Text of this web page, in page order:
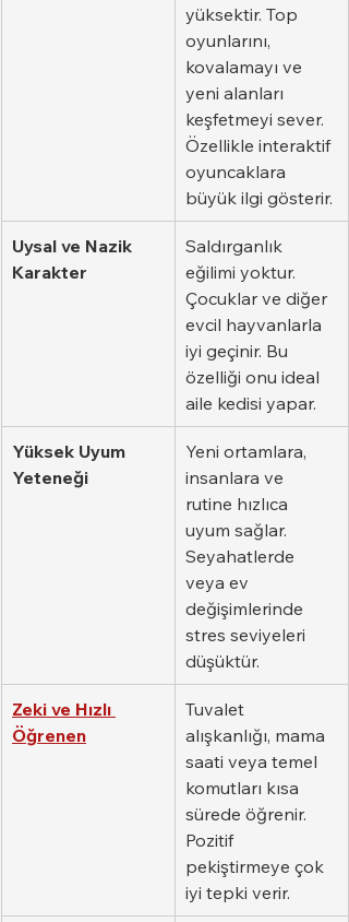
yüksektir. Top
oyunlarını,
kovalamayı ve
yeni alanları
keşfetmeyi sever.
Özellikle interaktif
oyuncaklara
büyük ilgi gösterir.
Uysal ve Nazik
Karakter
Saldırganlık
eğilimi yoktur.
Çocuklar ve diğer
evcil hayvanlarla
iyi geçinir. Bu
özelliği onu ideal
aile kedisi yapar.
Yüksek Uyum
Yeteneği
Yeni ortamlara,
insanlara ve
rutine hızlıca
uyum sağlar.
Seyahatlerde
veya ev
değişimlerinde
stres seviyeleri
düşüktür.
Zeki ve Hızlı
Öğrenen
Tuvalet
alışkanlığı, mama
saati veya temel
komutları kısa
sürede öğrenir.
Pozitif
pekiştirmeye çok
iyi tepki verir.